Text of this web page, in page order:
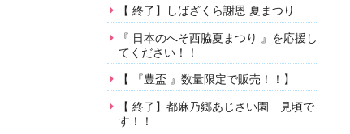
【 終了】しばざくら謝恩 夏まつり
『 日本のへそ西脇夏まつり 』を応援し
てください！！
【 『豊盃 』数量限定で販売！！】
【 終了】都麻乃郷あじさい園 見頃で
す！！